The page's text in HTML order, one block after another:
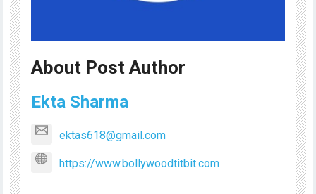
About Post Author
Ekta Sharma
ektas618@gmail.com
https://www.bollywoodtitbit.com